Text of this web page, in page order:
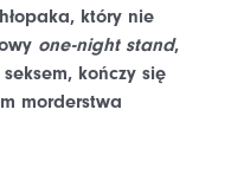
który nie
one-night stand,
kończy się
morderstwa